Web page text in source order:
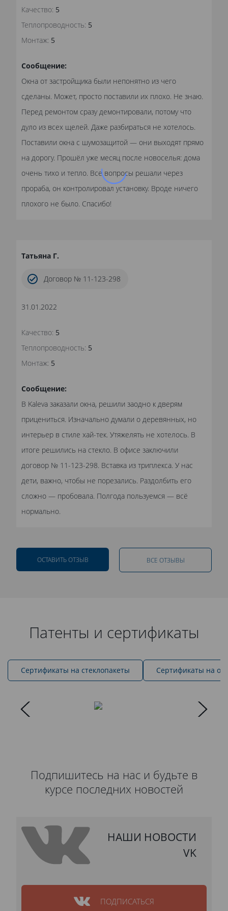
Качество: 5
Теплопроводность: 5
Монтаж: 5
Сообщение:
Окна от застройщика были непонятно из чего
сделаны. Может, просто поставили их плохо. Не знаю.
Перед ремонтом сразу демонтировали, потому что
дуло из всех щелей. Даже разбираться не хотелось.
Поставили окна с шумозащитой — они выходят прямо
на дорогу. Прошёл уже месяц после новоселья: дома
очень тихо и тепло. Все вопросы решали через
прораба, он контролировал установку. Вроде ничего
плохого не было. Спасибо!
Татьяна Г.
Договор № 11-123-298
31.01.2022
Качество: 5
Теплопроводность: 5
Монтаж: 5
Сообщение:
В Kaleva заказали окна, решили заодно к дверям
прицениться. Изначально думали о деревянных, но
интерьер в стиле хай-тек. Утяжелять не хотелось. В
итоге решились на стекло. В офисе заключили
договор № 11-123-298. Вставка из триплекса. У нас
дети, важно, чтобы не порезались. Раздолбить его
сложно — пробовала. Полгода пользуемся — всё
нормально.
ОСТАВИТЬ ОТЗЫВ ВСЕ ОТЗЫВЫ
Патенты и сертификаты
Cертификаты на стеклопакеты Сертификаты на
Подпишитесь на нас и будьте в
курсе последних новостей
НАШИ НОВОСТИ
VK
ПОДПИСАТЬСЯ